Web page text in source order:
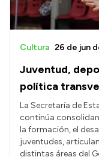
Juventud,
política
Cultura 26 de jun
La Secretaría de
continúa
la formación, el
juventudes,
distintas áreas del